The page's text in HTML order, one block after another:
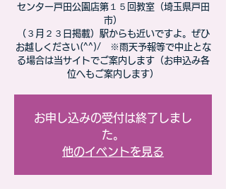
センター戸田公園店第１５回教室（埼玉県戸田
市）
​（３月２３日掲載）駅からも近いですよ。ぜひ
お越しください(^^)/ ※雨天予報等で中止とな
る場合は当サイトでご案内します（お申込み各
位へもご案内します）
お申し込みの受付は終了しまし
た。
他のイベントを見る